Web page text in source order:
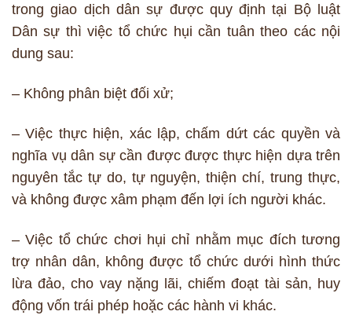
trong giao dịch dân sự được quy định tại Bộ luật
Dân sự thì việc tổ chức hụi cần tuân theo các nội
dung sau:
– Không phân biệt đối xử;
– Việc thực hiện, xác lập, chấm dứt các quyền và
nghĩa vụ dân sự cần được được thực hiện dựa trên
nguyên tắc tự do, tự nguyện, thiện chí, trung thực,
và không được xâm phạm đến lợi ích người khác.
– Việc tổ chức chơi hụi chỉ nhằm mục đích tương
trợ nhân dân, không được tổ chức dưới hình thức
lừa đảo, cho vay nặng lãi, chiếm đoạt tài sản, huy
động vốn trái phép hoặc các hành vi khác.